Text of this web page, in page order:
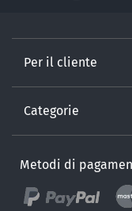
Per il cliente
Categorie
Metodi di